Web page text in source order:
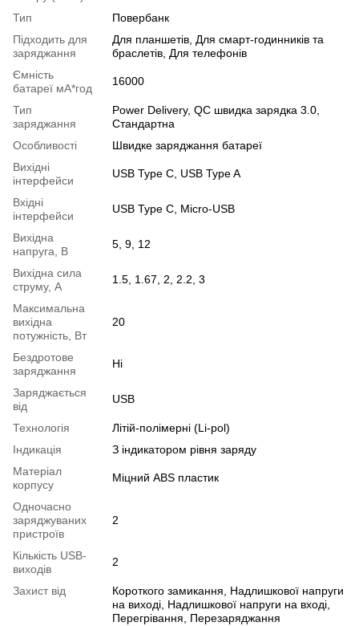
Тип
Повербанк
Підходить для
заряджання
Для планшетів, Для смарт-годинників та
браслетів, Для телефонів
Ємність
батареї мА*год
16000
Тип
заряджання
Power Delivery, QC швидка зарядка 3.0,
Стандартна
Особливості
Швидке заряджання батареї
Вихідні
інтерфейси
USB Type C, USB Type A
Вхідні
інтерфейси
USB Type C, Micro-USB
Вихідна
напруга, В
5, 9, 12
Вихідна сила
струму, А
1.5, 1.67, 2, 2.2, 3
Максимальна
вихідна
потужність, Вт
20
Бездротове
заряджання
Ні
Заряджається
від
USB
Технологія
Літій-полімерні (Li-pol)
Індикація
З індикатором рівня заряду
Матеріал
корпусу
Міцний ABS пластик
Одночасно
заряджуваних
пристроїв
2
Кількість USB-
виходів
2
Захист від
Короткого замикання, Надлишкової напруги
на виході, Надлишкової напруги на вході,
Перегрівання, Перезаряджання